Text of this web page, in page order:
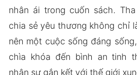
nhân ái trong cuốn sách.
chia sẻ yêu thương không chỉ
nên một cuộc sống đáng
chìa khóa đến bình an tinh
nhận sự gắn kết với thế giới